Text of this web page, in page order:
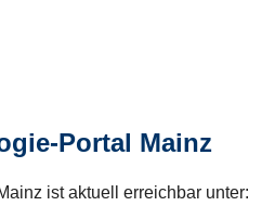
Portal Mainz
ist aktuell erreichbar unter: